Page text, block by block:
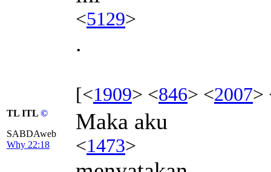
<5129>
.
[<1909> <846> <2007>
TL ITL ©
SABDAweb
Why 22:18
Maka aku
<1473>